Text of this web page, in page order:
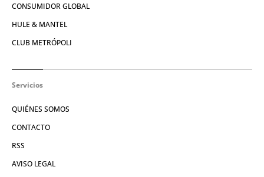
CONSUMIDOR GLOBAL
HULE & MANTEL
CLUB METRÓPOLI
Servicios
QUIÉNES SOMOS
CONTACTO
RSS
AVISO LEGAL